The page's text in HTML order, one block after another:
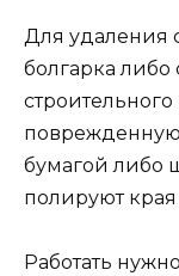
Для удаления
болгарка
поврежденную
бумагой либо
полируют
Работать